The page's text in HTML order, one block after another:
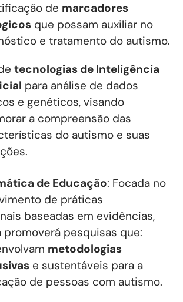
de marcadores
que possam auxiliar no
e tratamento do autismo.
tecnologias de Inteligência
para análise de dados
e genéticos, visando
a compreensão das
do autismo e suas
de Educação: Focada no
de práticas
baseadas em evidências,
promoverá pesquisas que:
metodologias
e sustentáveis para a
de pessoas com autismo.